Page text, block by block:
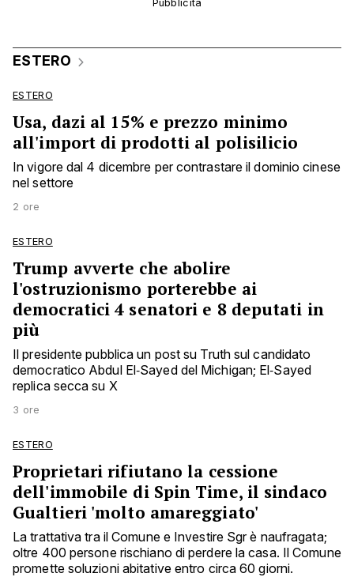
ESTERO
ESTERO
Usa, dazi al 15% e prezzo minimo
all'import di prodotti al polisilicio
In vigore dal 4 dicembre per contrastare il dominio cinese
nel settore
2 ore
ESTERO
Trump avverte che abolire
l'ostruzionismo porterebbe ai
democratici 4 senatori e 8 deputati in
più
Il presidente pubblica un post su Truth sul candidato
democratico Abdul El‑Sayed del Michigan; El‑Sayed
replica secca su X
3 ore
ESTERO
Proprietari rifiutano la cessione
dell'immobile di Spin Time, il sindaco
Gualtieri 'molto amareggiato'
La trattativa tra il Comune e Investire Sgr è naufragata;
oltre 400 persone rischiano di perdere la casa. Il Comune
promette soluzioni abitative entro circa 60 giorni.